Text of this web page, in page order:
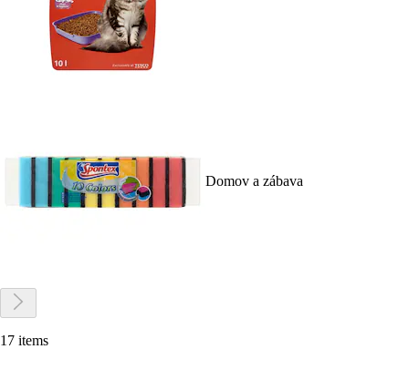
Domov a zábava
17 items